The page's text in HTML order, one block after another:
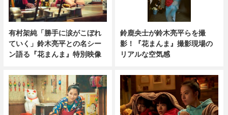
有村架純「勝手に涙がこぼれ
ていく」鈴木亮平との名シー
ン語る『花まんま』特別映像
鈴鹿央士が鈴木亮平らを撮
影！『花まんま』撮影現場の
リアルな空気感